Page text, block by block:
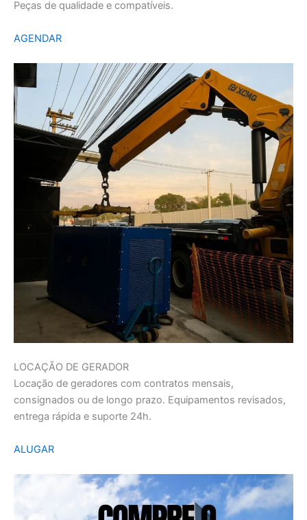
Peças de qualidade e compatíveis.
AGENDAR
LOCAÇÃO DE GERADOR
Locação de geradores com contratos mensais,
consignados ou de longo prazo. Equipamentos revisados,
entrega rápida e suporte 24h.
ALUGAR